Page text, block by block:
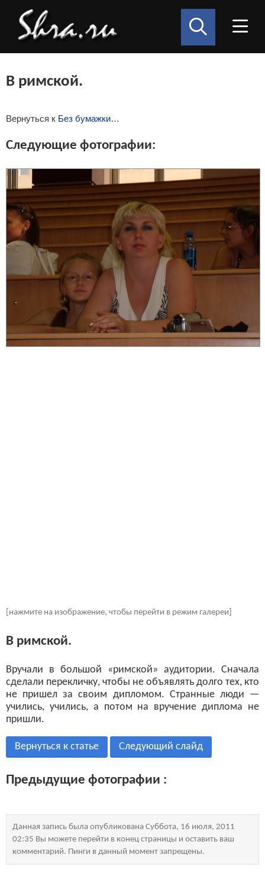
В римской.
Вернуться к Без бумажки…
Следующие фотографии:
[нажмите на изображение, чтобы перейти в режим галереи]
В римской.
Вручали в большой «римcкой» аудитории. Сначала
сделали перекличку, чтобы не объявлять долго тех, кто
не пришел за своим дипломом. Странные люди —
учились, учились, а потом на вручение диплома не
пришли.
Вернуться к статье Следующий слайд
Предыдущие фотографии :
Данная запись была опубликована Суббота, 16 июля, 2011
02:35 Вы можете перейти в конец страницы и оставить ваш
комментарий. Пинги в данный момент запрещены.